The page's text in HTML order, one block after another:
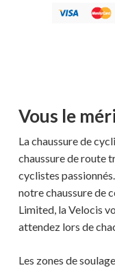
Vous le
La chaussure de
chaussure de route
cyclistes
notre chaussure de
Limited, la Velocis
attendez lors de
Les zones de